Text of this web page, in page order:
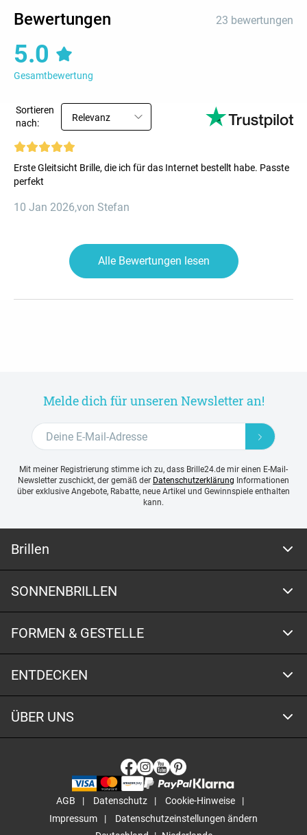
Bewertungen 23 bewertungen
5.0
Gesamtbewertung
Sortieren
nach:
Relevanz
Erste Gleitsicht Brille, die ich für das Internet bestellt habe. Passte
perfekt
10 Jan 2026,von Stefan
Alle Bewertungen lesen
Melde dich für unseren Newsletter an!
Mit meiner Registrierung stimme ich zu, dass Brille24.de mir einen E-Mail-
Newsletter zuschickt, der gemäß der Datenschutzerklärung Informationen
über exklusive Angebote, Rabatte, neue Artikel und Gewinnspiele enthalten
kann.
Brillen
SONNENBRILLEN
FORMEN & GESTELLE
ENTDECKEN
ÜBER UNS
AGB Datenschutz
Cookie-Hinweise
Impressum
Datenschutzeinstellungen ändern